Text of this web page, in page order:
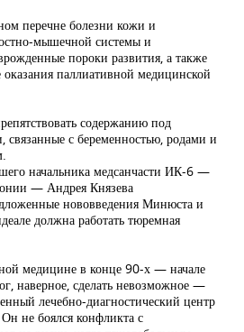
перечне болезни кожи и
мышечной системы и
пороки развития, а также
паллиативной медицинской
содержанию под
связанные с беременностью, родами и
начальника медсанчасти ИК-6 —
— Андрея Князева
нововведения Минюста и
должна работать тюремная
медицине в конце 90-х — начале
наверное, сделать невозможное —
лечебно-диагностический центр
не боялся конфликта с